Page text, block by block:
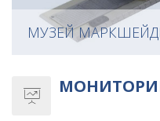
МУЗЕЙ